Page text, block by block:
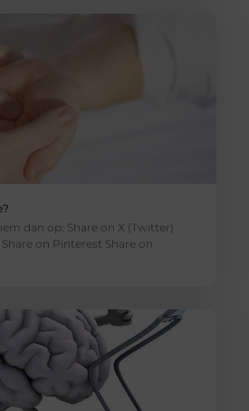
dan op: Share on X (Twitter)
on Pinterest Share on